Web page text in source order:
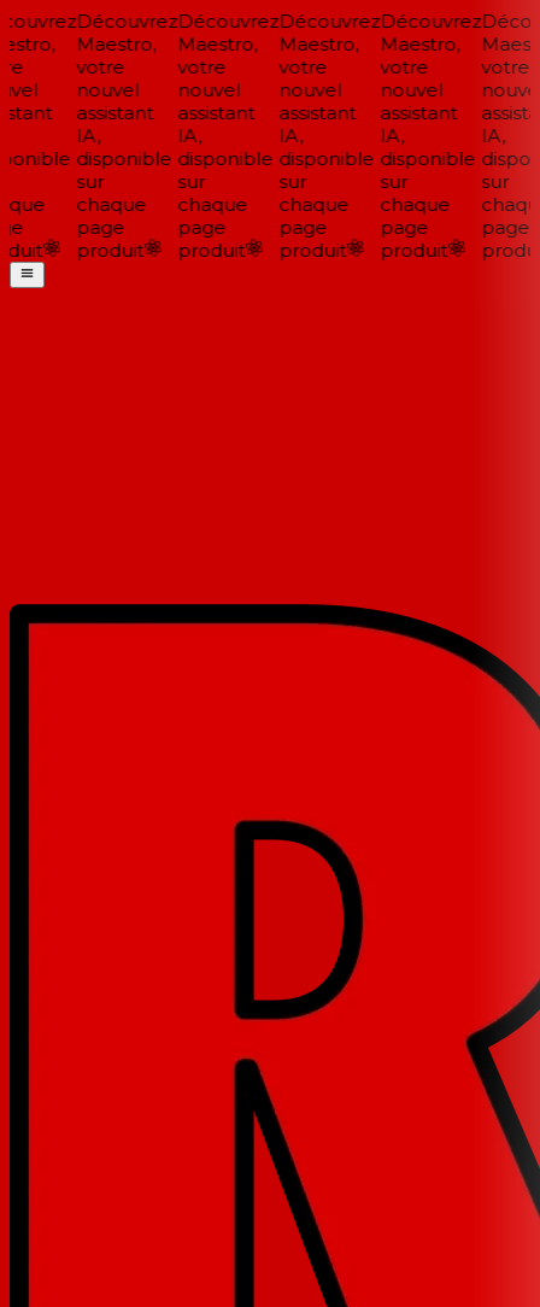
Découvrez
Maestro,
votre
nouvel
assistant
IA,
disponible
sur
chaque
page
produit
Découvrez
Maestro,
votre
nouvel
assistant
IA,
disponible
sur
chaque
page
produit
Découvrez
Maestro,
votre
nouvel
assistant
IA,
disponible
sur
chaque
page
produit
Découvrez
Maestro,
votre
nouvel
assistant
IA,
disponible
sur
chaque
page
produit
votre
nouvel
IA,
sur
page
produit